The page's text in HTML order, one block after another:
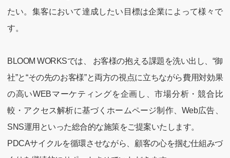
たい。集客において達成したい目標は企業によって様々で
す。
BLOOM WORKSでは、 お客様の抱える課題を洗い出し、“御
社”と“その先のお客様”と両方の視点に立ちながら費用対効果
の高いWEBマーケティングを企画し、市場分析・競合比
較・アクセス解析に基づくホームページ制作、Web広告、
SNS運用といった総合的な施策をご提案いたします。
PDCAサイクルを循環させながら、顧客の心を掴む仕組みづ